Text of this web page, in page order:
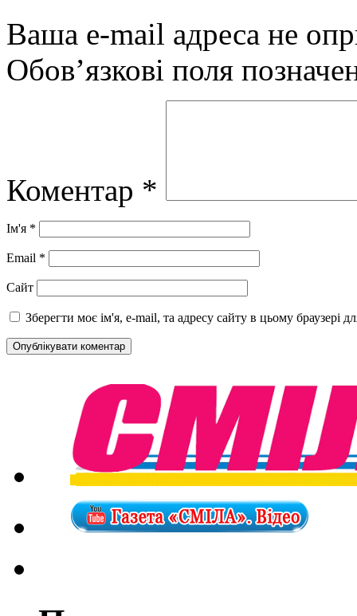
Ваша e-mail адреса не
Обов’язкові поля
Коментар *
Ім'я *
Email *
Сайт
Зберегти моє ім'я, e-mail, та адресу сайту в цьому браузері